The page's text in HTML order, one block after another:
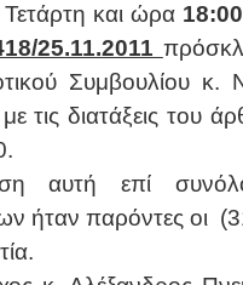
και ώρα
25.11.2011
Συμβουλίου κ.
τις διατάξεις του
αυτή επί
ήταν παρόντες οι